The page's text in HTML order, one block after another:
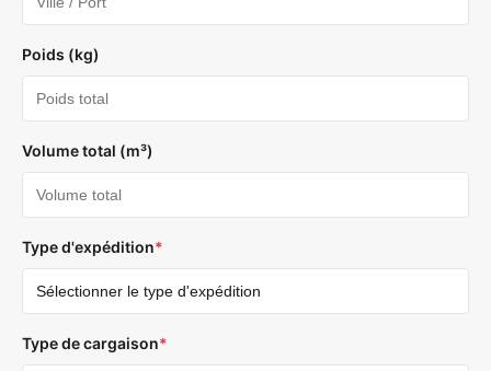
Poids (kg)
Volume total (m³)
Type d'expédition*
Type de cargaison*